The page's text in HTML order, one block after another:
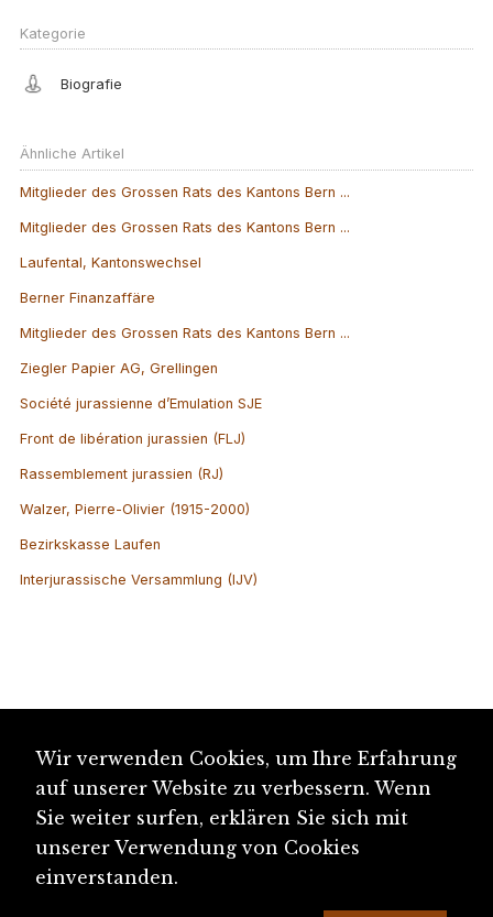
Kategorie
Biografie
Ähnliche Artikel
Mitglieder des Grossen Rats des Kantons Bern ...
Mitglieder des Grossen Rats des Kantons Bern ...
Laufental, Kantonswechsel
Berner Finanzaffäre
Mitglieder des Grossen Rats des Kantons Bern ...
Ziegler Papier AG, Grellingen
Société jurassienne d’Emulation SJE
Front de libération jurassien (FLJ)
Rassemblement jurassien (RJ)
Walzer, Pierre-Olivier (1915-2000)
Bezirkskasse Laufen
Interjurassische Versammlung (IJV)
Wir verwenden Cookies, um Ihre Erfahrung
auf unserer Website zu verbessern. Wenn
Sie weiter surfen, erklären Sie sich mit
unserer Verwendung von Cookies
einverstanden.